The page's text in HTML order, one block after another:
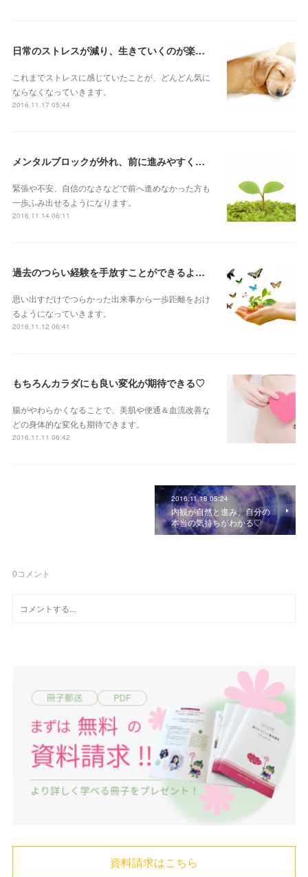
日常のストレスが減り、生きていくのが楽になる♡
これまでストレスに感じていたことが、どんどん気に
ならなくなっていきます。
2016.11.17 05:44
メンタルブロックが外れ、前に進みやすくなる♡
緊張や不安、自信のなさなどで前へ進めなかった方も
一歩ふみ出せるようになります。
2016.11.14 06:11
過去のつらい経験を手放すことができるように♡
思い出すだけでつらかった出来事から一歩距離をおけ
るようになっていきます。
2016.11.12 06:41
もちろんカラダにも良い変化が期待できる♡
腸がやわらかくなることで、美肌や便通＆血流改善な
どの身体的な変化も期待できます。
2016.11.11 06:42
2016.11.18 05:24
内観が自然と進み、自分の
本当の気持ちがわかる♡
0コメント
資料請求はこちら